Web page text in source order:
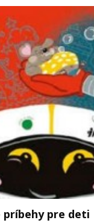
príbehy pre deti